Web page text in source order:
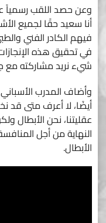
وعن حصد اللقب رسمياً
أنا سعيد حقًا لجميع
فيهم الكادر الفني
في تحقيق هذه
شيء نريد مشاركته مع
وأضاف المدرب
أيضًا، لا أعرف متى قد
عقليتنا، نحن الأبطال
النهاية من أجل
الأبطال.